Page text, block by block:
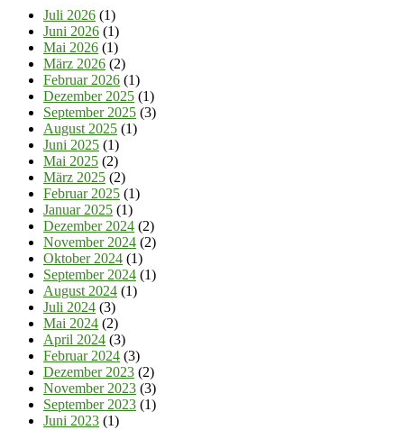
Juli 2026 (1)
Juni 2026 (1)
Mai 2026 (1)
März 2026 (2)
Februar 2026 (1)
Dezember 2025 (1)
September 2025 (3)
August 2025 (1)
Juni 2025 (1)
Mai 2025 (2)
März 2025 (2)
Februar 2025 (1)
Januar 2025 (1)
Dezember 2024 (2)
November 2024 (2)
Oktober 2024 (1)
September 2024 (1)
August 2024 (1)
Juli 2024 (3)
Mai 2024 (2)
April 2024 (3)
Februar 2024 (3)
Dezember 2023 (2)
November 2023 (3)
September 2023 (1)
Juni 2023 (1)